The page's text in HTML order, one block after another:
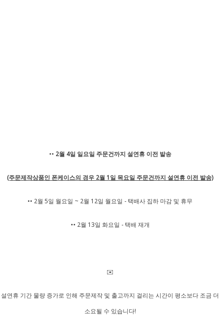
•• 2월 4일 일요일 주문건까지 설연휴 이전 발송
(주문제작상품인 폰케이스의 경우 2월 1일 목요일 주문건까지 설연휴 이전 발송)
•• 2월 5일 월요일 ~ 2월 12일 월요일 - 택배사 집하 마감 및 휴무
•• 2월 13일 화요일 - 택배 재개
✉️
설연휴 기간 물량 증가로 인해 주문제작 및 출고까지 걸리는 시간이 평소보다 조금 더
소요될 수 있습니다!